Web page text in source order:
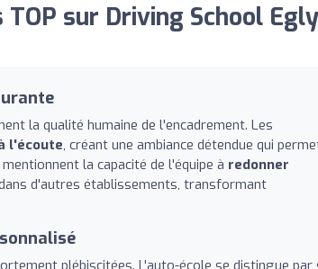
sur Driving School Egly
la qualité humaine de l'encadrement. Les
l'écoute, créant une ambiance détendue qui
la capacité de l'équipe à redonner
d'autres établissements, transformant
plébiscitées. L'auto-école se distingue par